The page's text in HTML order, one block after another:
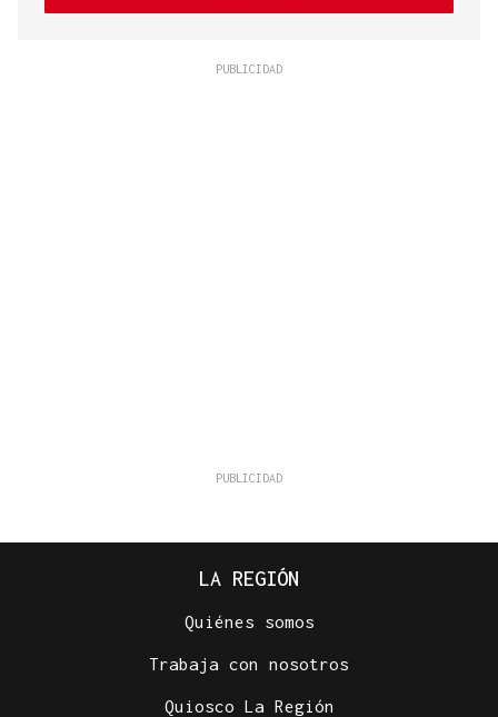
LA REGIÓN
Quiénes somos
Trabaja con nosotros
Quiosco La Región